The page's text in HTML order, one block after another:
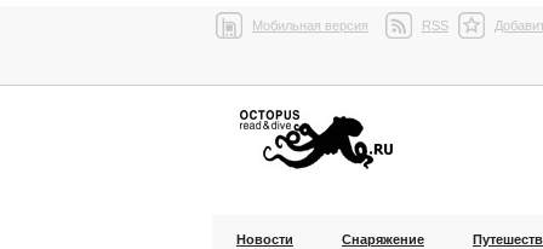
Мобильная версия RSS
Новости Снаряжение